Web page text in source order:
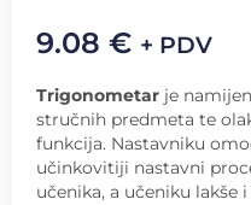
9.08 € + PDV
Trigonometar je
stručnih predmeta te
funkcija. Nastavniku
učinkovitiji nastavni
učenika, a učeniku lakše